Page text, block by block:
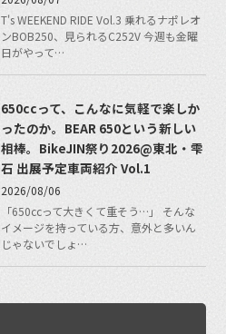
T's WEEKEND RIDE Vol.3 乗れるナポレオ
ンBOB250、見られるC252V 今週も金曜
日がやって…
650ccって、こんなに気軽で楽しか
ったのか。BEAR 650という新しい
相棒。BikeJIN祭り2026@東北・雫
石 出展予定車両紹介 Vol.1
2026/08/06
「650ccって大きくて重そう…」 そんな
イメージを持っている方、意外と多いん
じゃないでしょ…